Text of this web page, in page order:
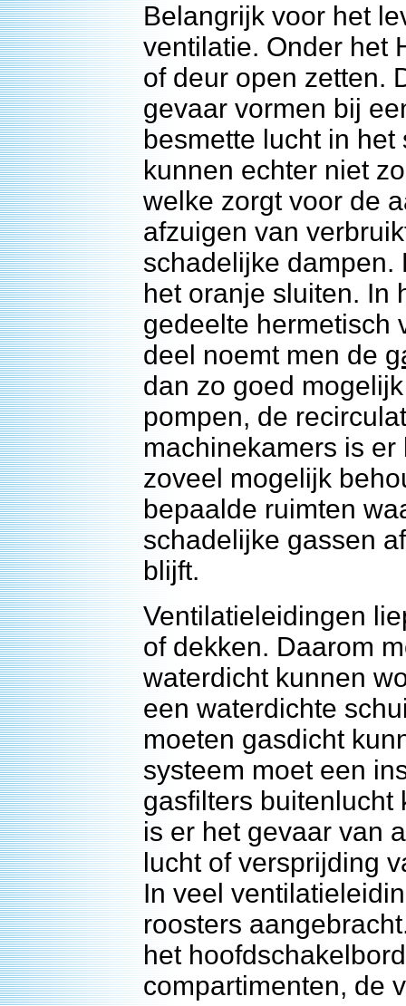
Belangrijk voor het
ventilatie. Onder het
of deur open zetten.
gevaar vormen bij
besmette lucht in
kunnen echter niet
welke zorgt voor de
afzuigen van
schadelijke dampen.
het oranje sluiten. In
gedeelte hermetisch
deel noemt men de
dan zo goed
pompen, de
machinekamers is
zoveel mogelijk
bepaalde ruimten
schadelijke gassen
blijft.
Ventilatieleidingen
of dekken. Daarom
waterdicht kunnen
een waterdichte
moeten gasdicht
systeem moet een
gasfilters buitenlucht
is er het gevaar van
lucht of versprijding
In veel
roosters
het
compartimenten, de